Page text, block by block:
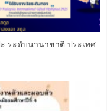
ระดับนานาชาติ ประเทศ